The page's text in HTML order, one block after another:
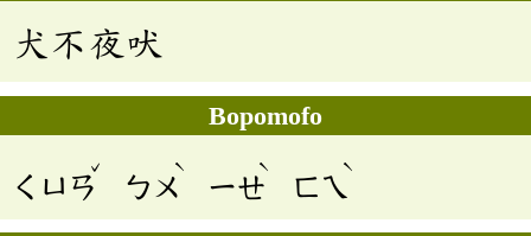
犬不夜吠
Bopomofo
ㄑㄩㄢ
ˇ
ㄅㄨ
ˋ
ㄧㄝ
ˋ
ㄈㄟ
ˋ